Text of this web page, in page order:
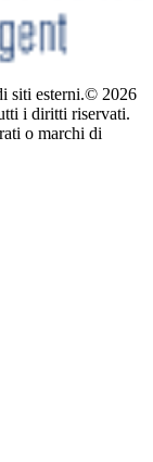
siti esterni.© 2026
i diritti riservati.
o marchi di